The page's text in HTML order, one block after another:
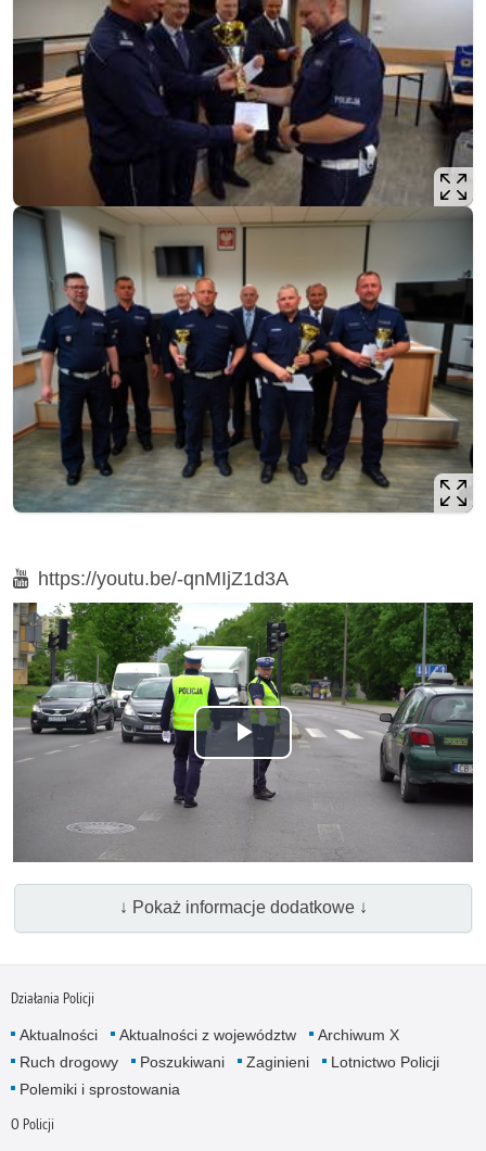
Film
https://youtu.be/-qnMIjZ1d3A
Odtwórz
wideo
↓ Pokaż informacje dodatkowe ↓
Działania Policji
Aktualności Aktualności z województw
Archiwum X
Ruch drogowy
Poszukiwani Zaginieni
Lotnictwo Policji
Polemiki i sprostowania
O Policji